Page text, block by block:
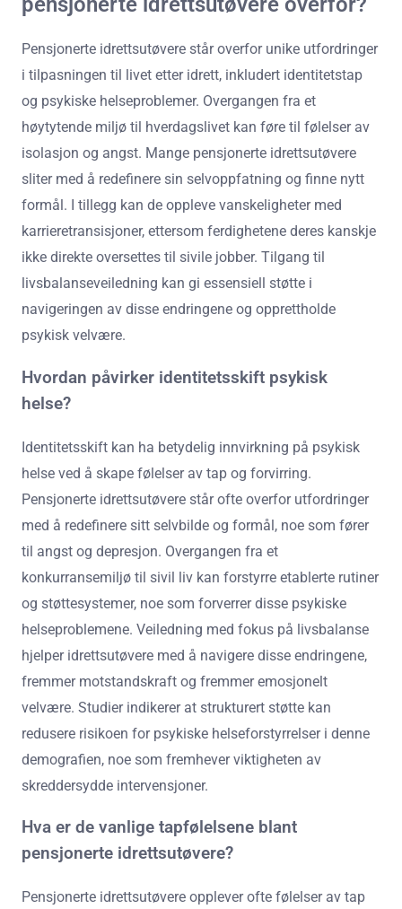
Pensjonerte idrettsutøvere står overfor unike utfordringer
i tilpasningen til livet etter idrett, inkludert identitetstap
og psykiske helseproblemer. Overgangen fra et
høytytende miljø til hverdagslivet kan føre til følelser av
isolasjon og angst. Mange pensjonerte idrettsutøvere
sliter med å redefinere sin selvoppfatning og finne nytt
formål. I tillegg kan de oppleve vanskeligheter med
karrieretransisjoner, ettersom ferdighetene deres kanskje
ikke direkte oversettes til sivile jobber. Tilgang til
livsbalanseveiledning kan gi essensiell støtte i
navigeringen av disse endringene og opprettholde
psykisk velvære.
Hvordan påvirker identitetsskift psykisk
helse?
Identitetsskift kan ha betydelig innvirkning på psykisk
helse ved å skape følelser av tap og forvirring.
Pensjonerte idrettsutøvere står ofte overfor utfordringer
med å redefinere sitt selvbilde og formål, noe som fører
til angst og depresjon. Overgangen fra et
konkurransemiljø til sivil liv kan forstyrre etablerte rutiner
og støttesystemer, noe som forverrer disse psykiske
helseproblemene. Veiledning med fokus på livsbalanse
hjelper idrettsutøvere med å navigere disse endringene,
fremmer motstandskraft og fremmer emosjonelt
velvære. Studier indikerer at strukturert støtte kan
redusere risikoen for psykiske helseforstyrrelser i denne
demografien, noe som fremhever viktigheten av
skreddersydde intervensjoner.
Hva er de vanlige tapfølelsene blant
pensjonerte idrettsutøvere?
Pensjonerte idrettsutøvere opplever ofte følelser av tap